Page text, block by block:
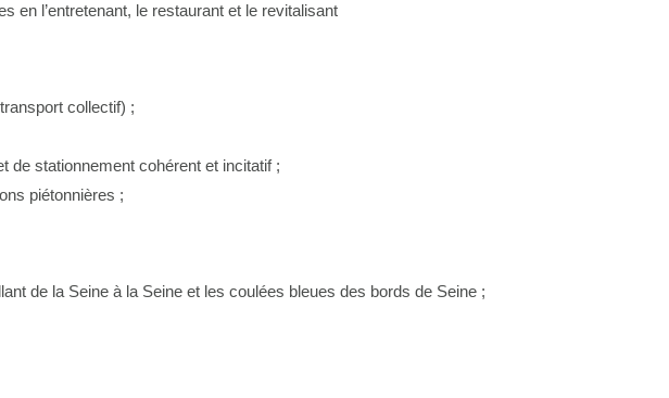
en l’entretenant, le restaurant et le revitalisant
collectif) ;
de stationnement cohérent et incitatif ;
piétonnières ;
de la Seine à la Seine et les coulées bleues des bords de Seine ;